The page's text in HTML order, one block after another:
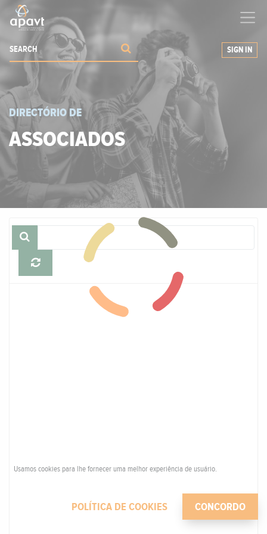
grow your business
SIGN IN
DIRECTÓRIO DE
ASSOCIADOS
Usamos cookies para lhe fornecer uma melhor experiência de usuário.
POLÍTICA DE COOKIES CONCORDO